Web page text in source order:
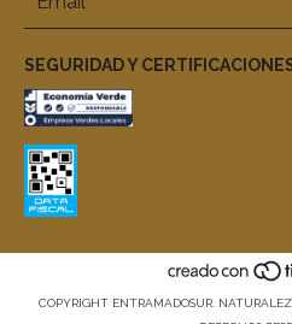
SEGURIDAD Y
COPYRIGHT ENTRAMADOSUR.